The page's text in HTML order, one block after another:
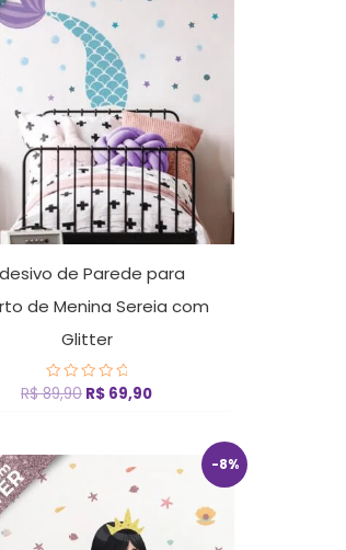
de Parede para
de Menina Sereia com
Glitter
Avaliação
R$89,90
era:
R$ 89,90.
R$ 69,90
R$ 69,90.
-8%
preço
original
era:
R$ 49,90.
preço
atual
R$ 45,90.